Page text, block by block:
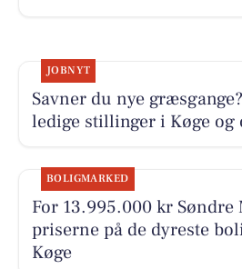
JOBNYT
Savner du nye
ledige stillinger i Køge og
BOLIGMARKED
For 13.995.000 kr Søndre
priserne på de dyreste
Køge